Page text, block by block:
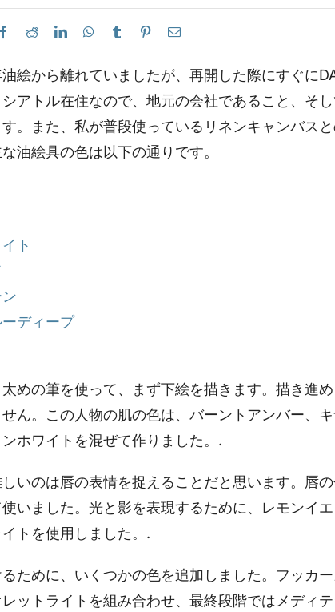
絵から離れていましたが、再開した際にすぐに
アトル在住なので、地元の会社であること、そ
。また、私が普段使っているリネンキャンバス
油絵具の色は以下の通りです。
ト
ディープ
めの筆を使って、まず下絵を描きます。描き進
ん。この人物の肌の色は、バーントアンバー、
ホワイトを混ぜて作りました。.
いのは唇の表情を捉えることだと思います。唇
使いました。光と影を表現するために、レモンイ
トを使用しました。.
ために、いくつかの色を追加しました。フッカ
ットライトを組み合わせ、最終段階ではメディ